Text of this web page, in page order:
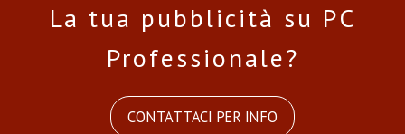
La tua pubblicità su PC
Professionale?
CONTATTACI PER INFO